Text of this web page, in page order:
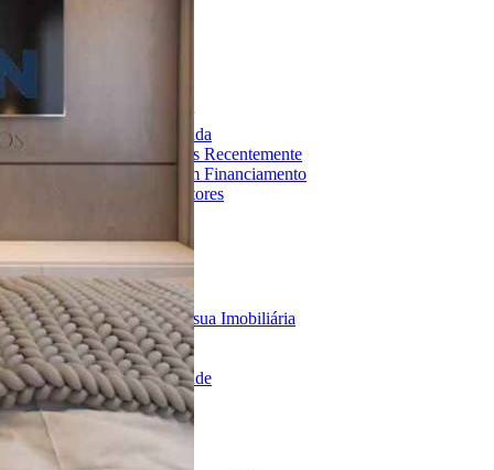
Encontre um Imóvel
Imóveis para Alugar
Imóveis de Temporada
Imóveis Adicionados Recentemente
Imóveis que Aceitam Financiamento
Imobiliárias e Corretores
Sobre o Portal
Anuncie seu Imóvel
Cadastre-se | Inclua sua Imobiliária
Como Funciona
Termos de Uso
Política de Privacidade
Mapa do Site
Portais Parceiros